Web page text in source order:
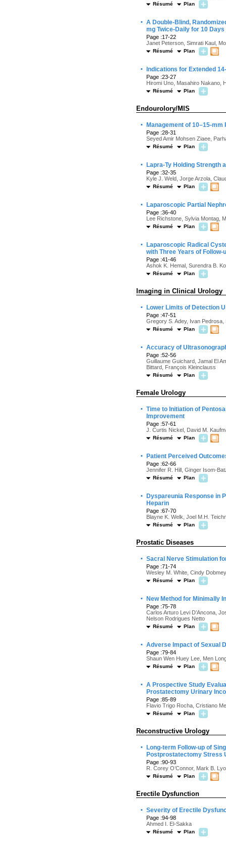
Résumé Plan
· A Double-Blind,
mg Twice-Daily for 10
Page :17-22
Janet Peterson, Simrati Kaul,
Résumé Plan
· Indications for Extended
Page :23-27
Hiromi Uno, Masahiro Nakano,
Résumé Plan
Endourolory/MIS
· Management of 10–15-
Page :28-31
Seyed Amir Mohsen Ziaee,
Résumé Plan
· Lapra-Ty Holding Strength
Page :32-35
Kyle J. Weld, Jorge Arzola,
Résumé Plan
· Laparoscopic Partial
Page :36-40
Lee Richstone, Sylvia Montag,
Résumé Plan
·
Laparoscopic Radical
with Three Years of Follow-
Page :41-46
Ashok K. Hemal, Surendra B.
Résumé Plan
Imaging in Clinical Urology
· Lower Limits of Detection
Page :47-51
Gregory S. Adey, Ivan Pedrosa,
Résumé Plan
· Accuracy of
Page :52-56
Guillaume Guichard, Jamal El
Bittard, François Kleinclauss
Résumé Plan
Female Urology
· Time to Initiation of
Improvement
Page :57-61
J. Curtis Nickel, David M.
Résumé Plan
· Patient Perceived
Page :62-66
Jennifer R. Hill, Ginger Isom-
Résumé Plan
·
Dyspareunia Response in
Heparin
Page :67-70
Blayne K. Welk, Joel M.H.
Résumé Plan
Prostatic Diseases
· Sacral Nerve Stimulation
Page :71-74
Wesley M. White, Cindy
Résumé Plan
· New Method for Minimally
Page :75-78
Carlos Arturo Levi D’Ancona,
Nelson Rodrigues Netto
Résumé Plan
· Adverse Impact of Sexual
Page :79-84
Shaun Wen Huey Lee, Men
Résumé Plan
· A Prospective Study
Prostatectomy Urinary
Page :85-89
Flavio Trigo Rocha, Cristiano
Résumé Plan
Reconstructive Urology
·
Long-term Follow-up of
Postprostatectomy Stress
Page :90-93
R. Corey O’Connor, Mark B.
Résumé Plan
Erectile Dysfunction
· Severity of Erectile
Page :94-98
Ahmed I. El-Sakka
Résumé Plan